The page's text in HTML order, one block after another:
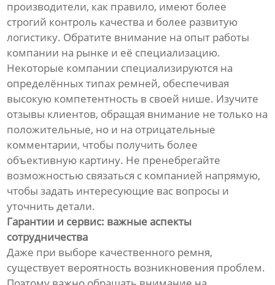
производители, как правило, имеют более
строгий контроль качества и более развитую
логистику. Обратите внимание на опыт работы
компании на рынке и её специализацию.
Некоторые компании специализируются на
определённых типах ремней, обеспечивая
высокую компетентность в своей нише. Изучите
отзывы клиентов, обращая внимание не только на
положительные, но и на отрицательные
комментарии, чтобы получить более
объективную картину. Не пренебрегайте
возможностью связаться с компанией напрямую,
чтобы задать интересующие вас вопросы и
уточнить детали.
Гарантии и сервис: важные аспекты
сотрудничества
Даже при выборе качественного ремня,
существует вероятность возникновения проблем.